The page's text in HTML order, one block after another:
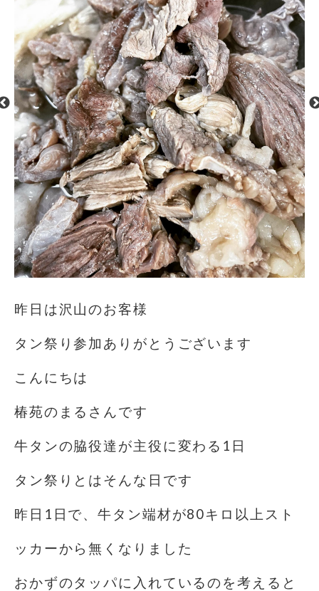
ヤ
昨日は沢山のお客様
タン祭り参加ありがとうございます
こんにちは️
椿苑のまるさんです
牛タンの脇役達が主役に変わる1日
タン祭りとはそんな日です
昨日1日で、牛タン端材が80キロ以上スト
ッカーから無くなりました
おかずのタッパに入れているのを考えると